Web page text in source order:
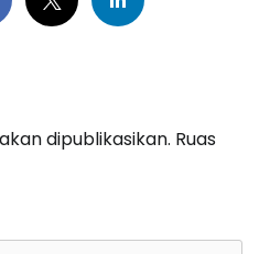
dipublikasikan. Ruas